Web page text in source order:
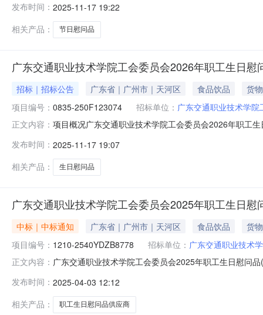
额：176.00万元采购需求：（包括但不限于标的的名称
发布时间： 2025-11-17 19:22
相关产品：
节日慰问品
广东交通职业技术学院工会委员会2026年职工生日
招标｜招标公告 广东省｜广州市｜天河区 食品饮品
货物
项目编号： 0835-250F123074 招标单位： 广东交通职业技术学院
正文内容： 项目概况广东交通职业技术学院工会委员会2026年职工
品(蛋糕券)采购项目预算金额：44.00万元采购需求：（
发布时间： 2025-11-17 19:07
相关产品：
生日慰问品
广东交通职业技术学院工会委员会2025年职工生日
中标｜中标通知 广东省｜广州市｜天河区 食品饮品
货物
项目编号： 1210-2540YDZB8778 招标单位： 广东交通职业技术
正文内容： 广东交通职业技术学院工会委员会2025年职工生日慰问
广州市海珠区聚新街33号2106-2107房中标（成交）金
发布时间： 2025-04-03 12:12
相关产品：
职工生日慰问品供应商